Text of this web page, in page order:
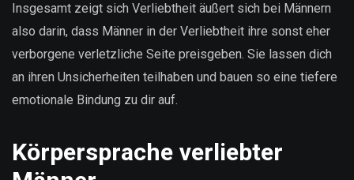
Insgesamt zeigt sich Verliebtheit äußert sich bei Männern
also darin, dass Männer in der Verliebtheit ihre sonst eher
verborgene verletzliche Seite preisgeben. Sie lassen dich
an ihren Unsicherheiten teilhaben und bauen so eine tiefere
emotionale Bindung zu dir auf.
Körpersprache verliebter